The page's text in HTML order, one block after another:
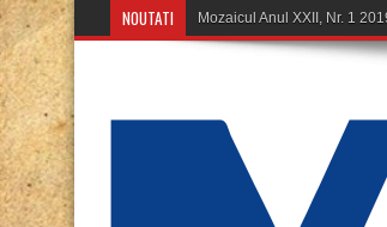
NOUTATI Mozaicul Anul XXII, Nr. 1